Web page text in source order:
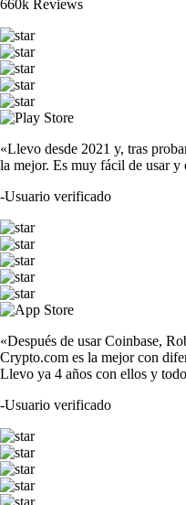
660k Reviews
«Llevo desde 2021 y, tras
la mejor. Es muy fácil de usar y
-Usuario verificado
«Después de usar Coinbase,
Crypto.com es la mejor con
Llevo ya 4 años con ellos y
-Usuario verificado